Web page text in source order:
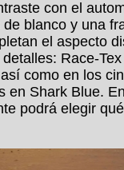
con el
blanco y una
el aspecto
Race-
como en los
en Shark Blue.
podrá elegir